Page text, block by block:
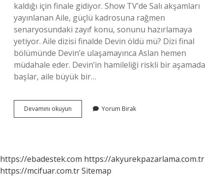
kaldığı için finale gidiyor. Show TV’de Salı akşamları
yayınlanan Aile, güçlü kadrosuna rağmen
senaryosundaki zayıf konu, sonunu hazırlamaya
yetiyor. Aile dizisi finalde Devin öldü mü? Dizi final
bölümünde Devin’e ulaşamayınca Aslan hemen
müdahale eder. Devin’in hamileliği riskli bir aşamada
başlar, aile büyük bir…
Devamını okuyun
Dizisi
Yorum Bırak
https://ebadestek.com https://akyurekpazarlama.com.tr
https://mcifuar.com.trSitemap